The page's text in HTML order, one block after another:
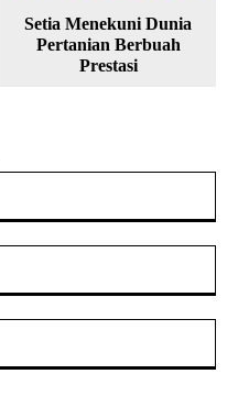
Setia Menekuni Dunia
Pertanian Berbuah
Prestasi